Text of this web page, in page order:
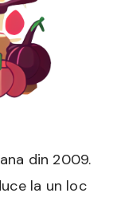
din 2009.
la un loc